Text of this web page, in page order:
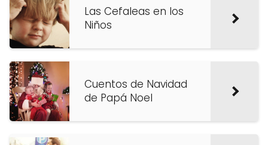
Las Cefaleas en los
Niños
Cuentos de Navidad
de Papá Noel